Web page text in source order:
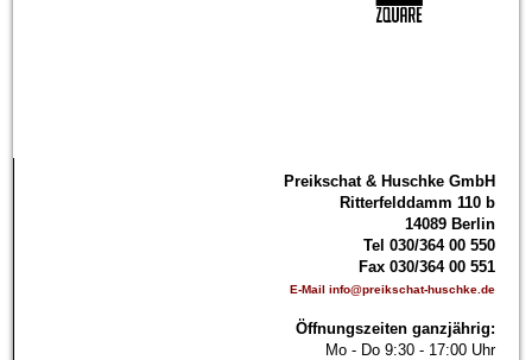
Preikschat & Huschke GmbH
Ritterfelddamm 110 b
14089 Berlin
Tel 030/364 00 550
Fax 030/364 00 551
E-Mail info@preikschat-huschke.de
Öffnungszeiten ganzjährig:
Mo - Do 9:30 - 17:00 Uhr